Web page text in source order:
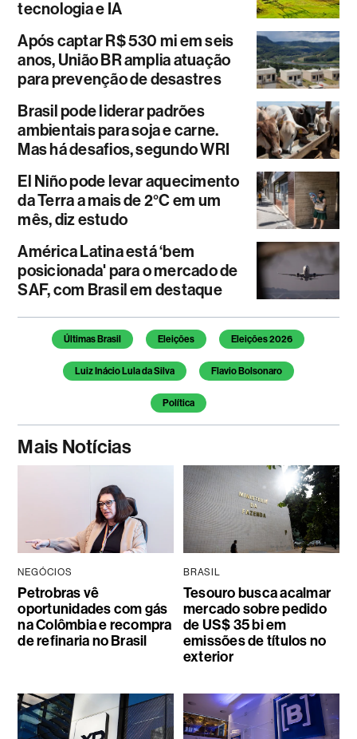
tecnologia e IA
Após captar R$ 530 mi em seis
anos, União BR amplia atuação
para prevenção de desastres
Brasil pode liderar padrões
ambientais para soja e carne.
Mas há desafios, segundo WRI
El Niño pode levar aquecimento
da Terra a mais de 2°C em um
mês, diz estudo
América Latina está ‘bem
posicionada' para o mercado de
SAF, com Brasil em destaque
Temas deste artigo
Últimas Brasil Eleições Eleições 2026
Luiz Inácio Lula da Silva Flavio Bolsonaro
Política
Mais Notícias
NEGÓCIOS
Petrobras vê
oportunidades com gás
na Colômbia e recompra
de refinaria no Brasil
BRASIL
Tesouro busca acalmar
mercado sobre pedido
de US$ 35 bi em
emissões de títulos no
exterior